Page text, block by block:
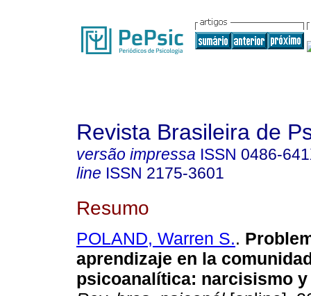
Revista Brasileira de
versão impressa ISSN 0486-
line ISSN 2175-3601
Resumo
POLAND, Warren S..
aprendizaje en la
psicoanalítica: narcisismo